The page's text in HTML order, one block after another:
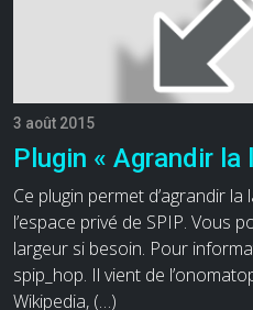
3 août 2015
Plugin « Agrandir la
Ce plugin permet d’agrandir
l’espace privé de SPIP. Vous
largeur si besoin. Pour
spip_hop. Il vient de
Wikipedia, (…)